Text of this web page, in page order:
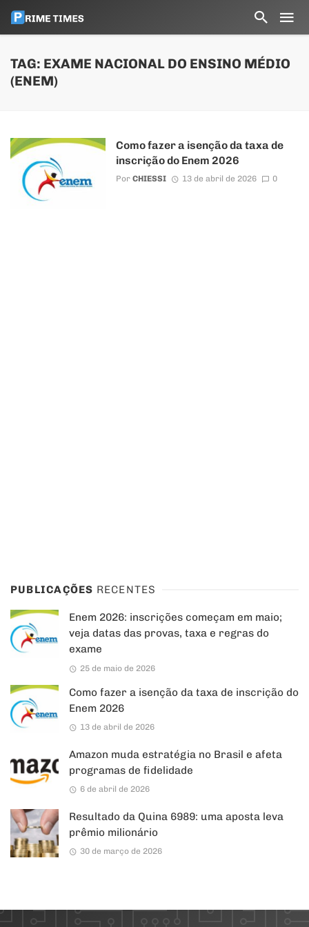
TAG: EXAME NACIONAL DO ENSINO MÉDIO
(ENEM)
Como fazer a isenção da taxa de
inscrição do Enem 2026
Por CHIESSI 13 de abril de 2026 0
PUBLICAÇÕES RECENTES
Enem 2026: inscrições começam em maio;
veja datas das provas, taxa e regras do
exame
25 de maio de 2026
Como fazer a isenção da taxa de inscrição do
Enem 2026
13 de abril de 2026
Amazon muda estratégia no Brasil e afeta
programas de fidelidade
6 de abril de 2026
Resultado da Quina 6989: uma aposta leva
prêmio milionário
30 de março de 2026